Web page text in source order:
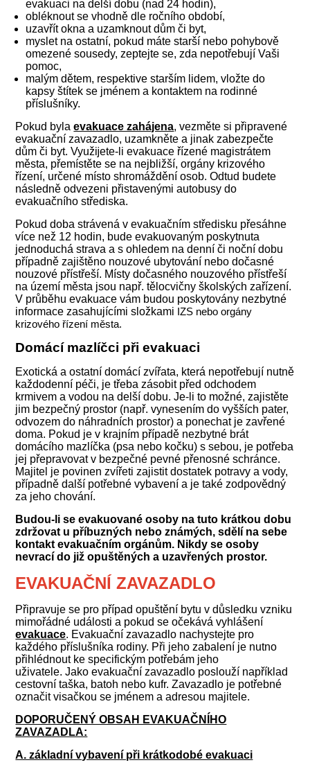
evakuaci na delší dobu (nad 24 hodin),
obléknout se vhodně dle ročního období,
uzavřít okna a uzamknout dům či byt,
myslet na ostatní, pokud máte starší nebo pohybově
omezené sousedy, zeptejte se, zda nepotřebují Vaši
pomoc,
malým dětem, respektive starším lidem, vložte do
kapsy štítek se jménem a kontaktem na rodinné
příslušníky.
Pokud bylaevakuace zahájena, vezměte si připravené
evakuační zavazadlo, uzamkněte a jinak zabezpečte
dům či byt. Využĳete-li evakuace řízené magistrátem
města, přemístěte se na nejbližší, orgány krizového
řízení, určené místo shromáždění osob. Odtud budete
následně odvezeni přistavenými autobusy do
evakuačního střediska.
Pokud doba strávená v evakuačním středisku přesáhne
více než 12 hodin, bude evakuovaným poskytnuta
jednoduchá strava a s ohledem na denní či noční dobu
případně zajištěno nouzové ubytování nebo dočasné
nouzové přístřeší. Místy dočasného nouzového přístřeší
na území města jsou např. tělocvičny školských zařízení.
V průběhu evakuace vám budou poskytovány nezbytné
informace zasahujícími složkami IZS nebo orgány
krizového řízení města.
Domácí mazlíčci při evakuaci
Exotická a ostatní domácí zvířata, která nepotřebují nutně
každodenní péči, je třeba zásobit před odchodem
krmivem a vodou na delší dobu. Je-li to možné, zajistěte
jim bezpečný prostor (např. vynesením do vyšších pater,
odvozem do náhradních prostor) a ponechat je zavřené
doma. Pokud je v krajním případě nezbytné brát
domácího mazlíčka (psa nebo kočku) s sebou, je potřeba
jej přepravovat v bezpečné pevné přenosné schránce.
Majitel je povinen zvířeti zajistit dostatek potravy a vody,
případně další potřebné vybavení a je také zodpovědný
za jeho chování.
Budou-li se evakuované osoby na tuto krátkou dobu
zdržovat u příbuzných nebo známých, sdělí na sebe
kontakt evakuačním orgánům. Nikdy se osoby
nevrací do již opuštěných a uzavřených prostor.
EVAKUAČNÍ ZAVAZADLO
Připravuje se pro případ opuštění bytu v důsledku vzniku
mimořádné události a pokud se očekává vyhlášení
evakuace. Evakuační zavazadlo nachystejte pro
každého příslušníka rodiny. Při jeho zabalení je nutno
přihlédnout ke specifickým potřebám jeho
uživatele.Jako evakuační zavazadlo poslouží například
cestovní taška, batoh nebo kufr. Zavazadlo je potřebné
označit visačkou se jménem a adresou majitele.
DOPORUČENÝ OBSAH EVAKUAČNÍHO
ZAVAZADLA:
A. základní vybavení při krátkodobé evakuaci